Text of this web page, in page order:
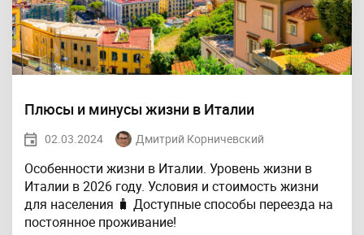
Плюсы и минусы жизни в Италии
02.03.2024 Дмитрий Корничевский
Особенности жизни в Италии. Уровень жизни в
Италии в 2026 году. Условия и стоимость жизни
для населения 🧳 Доступные способы переезда на
постоянное проживание!